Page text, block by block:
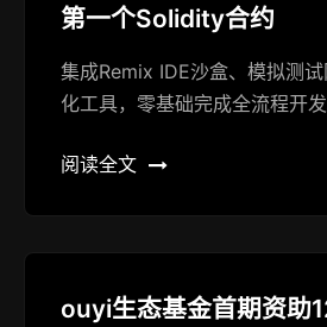
第一个Solidity合约
集成Remix IDE沙盒、模拟测
化工具，零基础完成全流程开
阅读全文
ouyi生态基金首期资助